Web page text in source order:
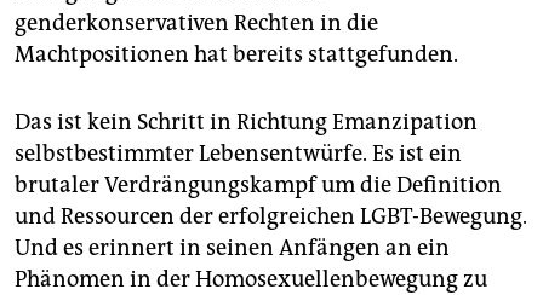
genderkonservativen Rechten in die
Machtpositionen hat bereits stattgefunden.
Das ist kein Schritt in Richtung Emanzipation
selbstbestimmter Lebensentwürfe. Es ist ein
brutaler Verdrängungskampf um die Definition
und Ressourcen der erfolgreichen LGBT-Bewegung.
Und es erinnert in seinen Anfängen an ein
Phänomen in der Homosexuellenbewegung zu